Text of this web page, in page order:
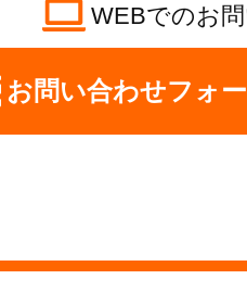
WEBでのお
お問い合わせフォ